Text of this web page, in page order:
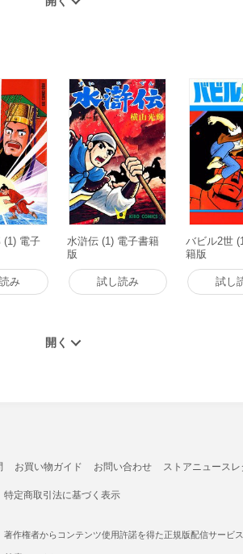
(1) 電子
み
水滸伝 (1) 電子書籍
版
試し読み
バビル2世
籍版
試し
お買い物ガイド お問い合わせ ストアニュースレ
特定商取引法に基づく表示
作権者からコンテンツ使用許諾を得た正規版配信サービ